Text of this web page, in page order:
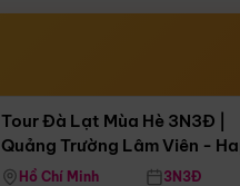
Còn03 ngày 11:59:42
Tour Đà Lạt Mùa Hè 3N3Đ |
Quảng Trường Lâm Viên -
Hill - Puppy Farm
Hồ Chí Minh 3N3Đ